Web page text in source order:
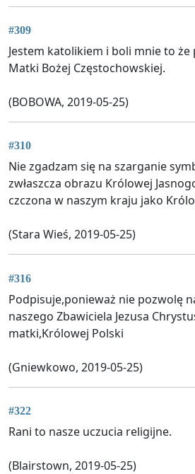
#309
Jestem katolikiem i boli mnie to
Matki Bożej Częstochowskiej.
(BOBOWA, 2019-05-25)
#310
Nie zgadzam się na szarganie
zwłaszcza obrazu Królowej
czczona w naszym kraju jako
(Stara Wieś, 2019-05-25)
#316
Podpisuje,ponieważ nie pozwolę
naszego Zbawiciela Jezusa
matki,Królowej Polski
(Gniewkowo, 2019-05-25)
#322
Rani to nasze uczucia religijne.
(Blairstown, 2019-05-25)